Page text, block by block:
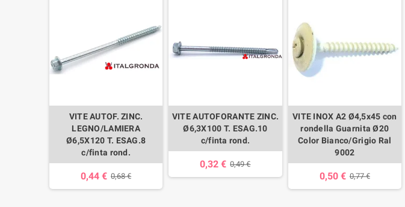
VITE AUTOF. ZINC.
LEGNO/LAMIERA
Ø6,5X120 T. ESAG.8
c/finta rond.
0,44 € 0,68 €
VITE AUTOFORANTE ZINC.
Ø6,3X100 T. ESAG.10
c/finta rond.
0,32 € 0,49 €
VITE INOX A2 Ø4,5x45 con
rondella Guarnita Ø20
Color Bianco/Grigio Ral
9002
0,50 € 0,77 €